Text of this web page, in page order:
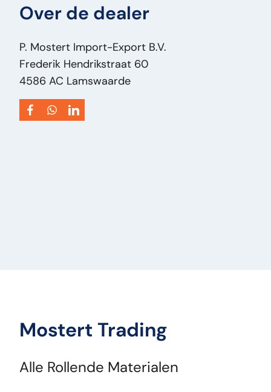
Voertuigsoort:Onderdeel
Over de dealer
P. Mostert Import-Export B.V.
Frederik Hendrikstraat 60
4586 AC Lamswaarde
Mostert Trading
Alle Rollende Materialen